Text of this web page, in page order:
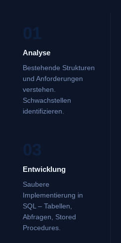
01
Analyse
Bestehende Strukturen
und Anforderungen
verstehen.
Schwachstellen
identifizieren.
03
Entwicklung
Saubere
Implementierung in
SQL – Tabellen,
Abfragen, Stored
Procedures.